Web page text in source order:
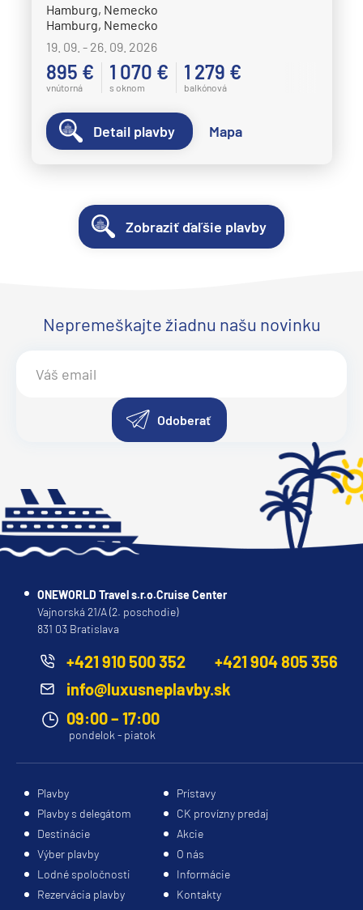
Hamburg, Nemecko
Hamburg, Nemecko
19. 09. - 26. 09. 2026
895 €
vnútorná
1 070 €
s oknom
1 279 €
balkónová
Detail plavby Mapa
Zobraziť ďaľšie plavby
Nepremeškajte žiadnu našu novinku
Odoberať
ONEWORLD Travel s.r.o.Cruise Center
Vajnorská 21/A (2. poschodie)
831 03 Bratislava
+421 910 500 352
+421 904 805 356
info@luxusneplavby.sk
09:00 – 17:00
pondelok - piatok
Plavby
Prístavy
Plavby s delegátom
CK provízny predaj
Destinácie
Akcie
Výber plavby
O nás
Lodné spoločnosti
Informácie
Rezervácia plavby
Kontakty